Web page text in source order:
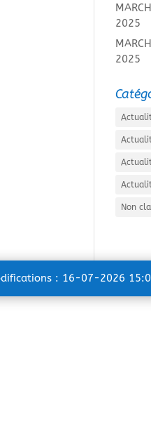
2025
2025
Non
: 16-07-2026